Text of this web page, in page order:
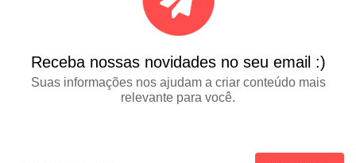
Receba nossas novidades no seu email :)
Suas informações nos ajudam a criar conteúdo mais
relevante para você.